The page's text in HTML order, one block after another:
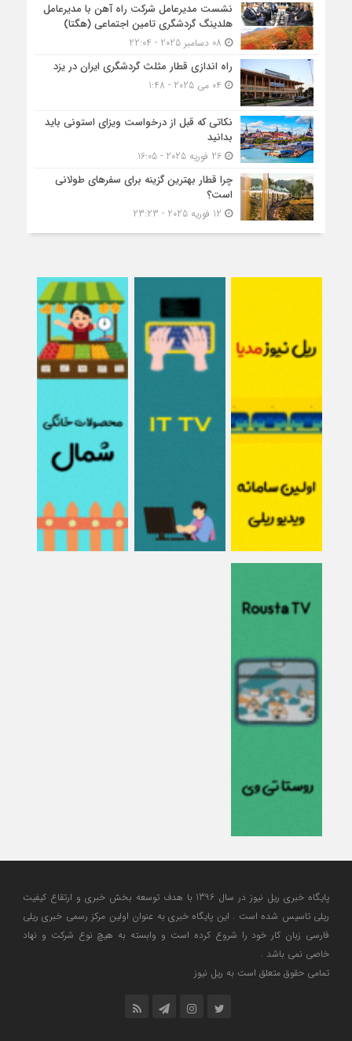
نشست مدیرعامل شرکت راه آهن با مدیرعامل
هلدینگ گردشگری تامین اجتماعی (هگتا)
راه اندازی قطار مثلث گردشگری ایران در یزد
نکاتی که قبل از درخواست ویزای استونی باید
بدانید
26 فوریه 2025 - 16:05
چرا قطار بهترین گزینه برای سفرهای طولانی
است؟
پایگاه خبری ریل نیوز در سال 1396 با هدف توسعه بخش خبری و ارتقاع کیفیت
ریلی تاسیس شده است . این پایگاه خبری به عنوان اولین مرکز رسمی خبری ریلی
فارسی زبان کار خود را شروع کرده است و وابسته به هیچ نوع شرکت و نهاد
خاصی نمی باشد .
تمامی حقوق متعلق است به ریل نیوز